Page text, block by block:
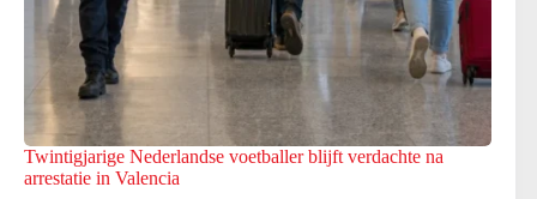
Twintigjarige Nederlandse voetballer blijft verdachte na
arrestatie in Valencia